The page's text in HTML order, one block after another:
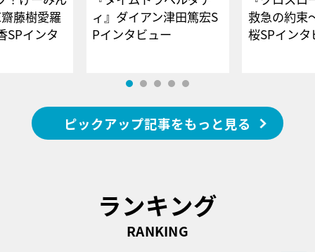
藤樹愛羅
SPインタ
ィ』ダイアン津田篤宏S
Pインタビュー
救急の約束
桜SPイ
ピックアップ記事をもっと見る
ランキング
RANKING